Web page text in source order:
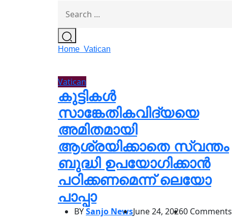
Home Vatican
Vatican
കുട്ടികൾ
സാങ്കേതികവിദ്യയെ
അമിതമായി
ആശ്രയിക്കാതെ സ്വന്തം
ബുദ്ധി ഉപയോഗിക്കാൻ
പഠിക്കണമെന്ന് ലെയോ
പാപ്പാ
BYSanjo NewsJune 24, 20260 Comments